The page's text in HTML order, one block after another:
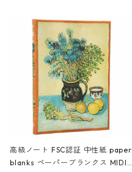
高級ノート FSC認証 中性紙 paper
blanks ペーパーブランクス MIDI